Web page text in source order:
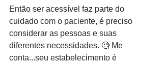
Então ser acessível faz parte do
cuidado com o paciente, é preciso
considerar as pessoas e suas
diferentes necessidades. 🧐 Me
conta...seu estabelecimento é